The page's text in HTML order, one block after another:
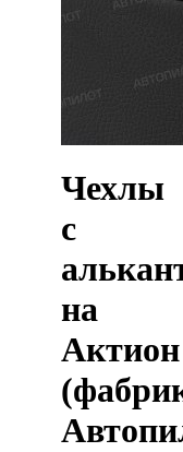
Чехлы
с
на
Актион